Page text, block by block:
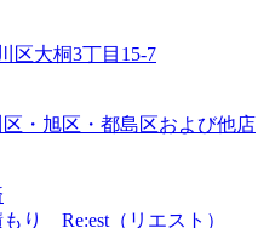
区大桐3丁目15-7
・旭区・都島区および他店